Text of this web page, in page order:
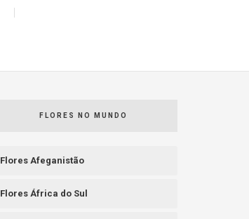
FLORES NO MUNDO
Flores Afeganistão
Flores África do Sul